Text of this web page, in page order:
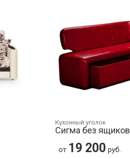
Кухонный уголок
Сигма без ящиков
от 19 200 руб.